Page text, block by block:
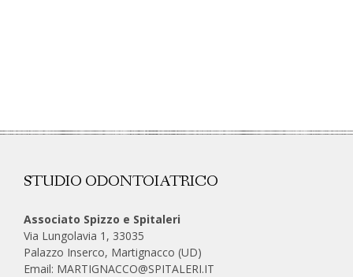
STUDIO ODONTOIATRICO
Associato Spizzo e Spitaleri
Via Lungolavia 1, 33035
Palazzo Inserco, Martignacco (UD)
Email: MARTIGNACCO@SPITALERI.IT